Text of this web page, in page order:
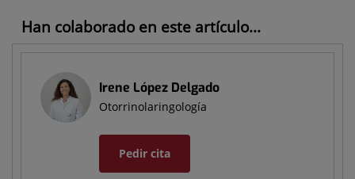
Han colaborado en este artículo...
Irene López Delgado
Otorrinolaringología
Pedir cita